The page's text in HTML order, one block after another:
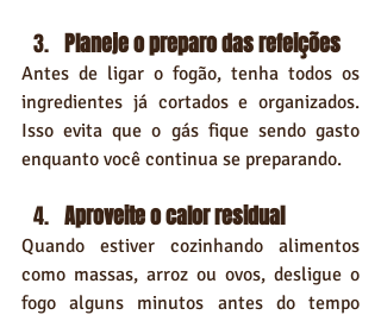
Planeje o preparo das refeições
Antes de ligar o fogão, tenha todos os
ingredientes já cortados e organizados.
Isso evita que o gás fique sendo gasto
enquanto você continua se preparando.
Aproveite o calor residual
Quando estiver cozinhando alimentos
como massas, arroz ou ovos, desligue o
fogo alguns minutos antes do tempo